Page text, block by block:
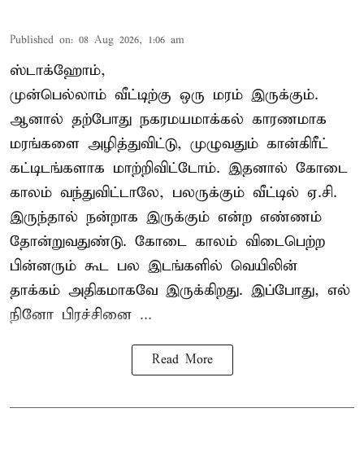
Published on: 08 Aug 2026, 1:06 am
ஸ்டாக்ஹோம்,
முன்பெல்லாம் வீட்டிற்கு ஒரு மரம் இருக்கும்.
ஆனால் தற்போது நகரமயமாக்கல் காரணமாக
மரங்களை அழித்துவிட்டு, முழுவதும் கான்கிரீட்
கட்டிடங்களாக மாற்றிவிட்டோம். இதனால் கோடை
காலம் வந்துவிட்டாலே, பலருக்கும் வீட்டில் ஏ.சி.
இருந்தால் நன்றாக இருக்கும் என்ற எண்ணம்
தோன்றுவதுண்டு. கோடை காலம் விடைபெற்ற
பின்னரும் கூட பல இடங்களில் வெயிலின்
தாக்கம் அதிகமாகவே இருக்கிறது. இப்போது, எல்
நினோ பிரச்சினை ...
Read More